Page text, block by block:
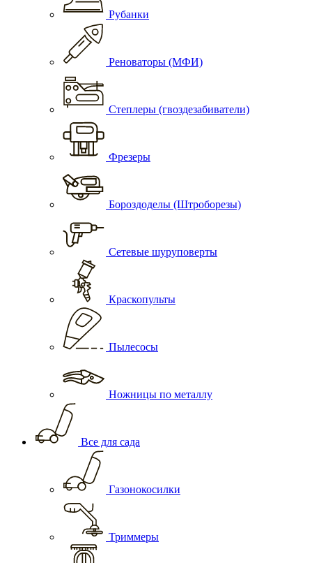
Рубанки
Реноваторы (МФИ)
Степлеры (гвоздезабиватели)
Фрезеры
Бороздоделы (Штроборезы)
Сетевые шуруповерты
Краскопульты
Пылесосы
Ножницы по металлу
Все для сада
Газонокосилки
Триммеры